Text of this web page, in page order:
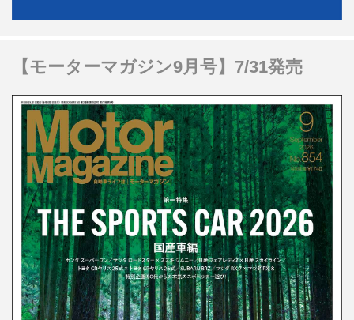
【モーターマガジン9月号】7/31発売